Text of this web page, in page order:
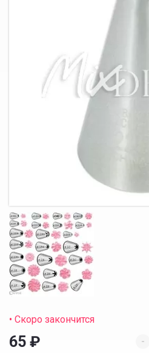
• Скоро закончится
65 ₽ -